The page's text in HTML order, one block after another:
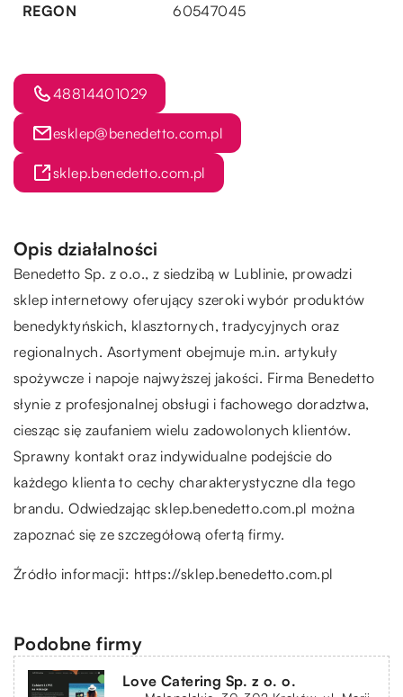
REGON 60547045
48814401029
esklep@benedetto.com.pl
sklep.benedetto.com.pl
Opis działalności
Benedetto Sp. z o.o., z siedzibą w Lublinie, prowadzi
sklep internetowy oferujący szeroki wybór produktów
benedyktyńskich, klasztornych, tradycyjnych oraz
regionalnych. Asortyment obejmuje m.in. artykuły
spożywcze i napoje najwyższej jakości. Firma Benedetto
słynie z profesjonalnej obsługi i fachowego doradztwa,
ciesząc się zaufaniem wielu zadowolonych klientów.
Sprawny kontakt oraz indywidualne podejście do
każdego klienta to cechy charakterystyczne dla tego
brandu. Odwiedzając sklep.benedetto.com.pl można
zapoznać się ze szczegółową ofertą firmy.
Źródło informacji: https://sklep.benedetto.com.pl
Podobne firmy
Love Catering Sp. z o. o.